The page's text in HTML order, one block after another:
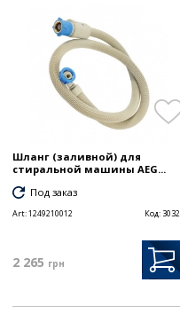
Шланг (заливной) для
стиральной машины AEG...
Под заказ
Art:1249210012 Код:
2 265 грн